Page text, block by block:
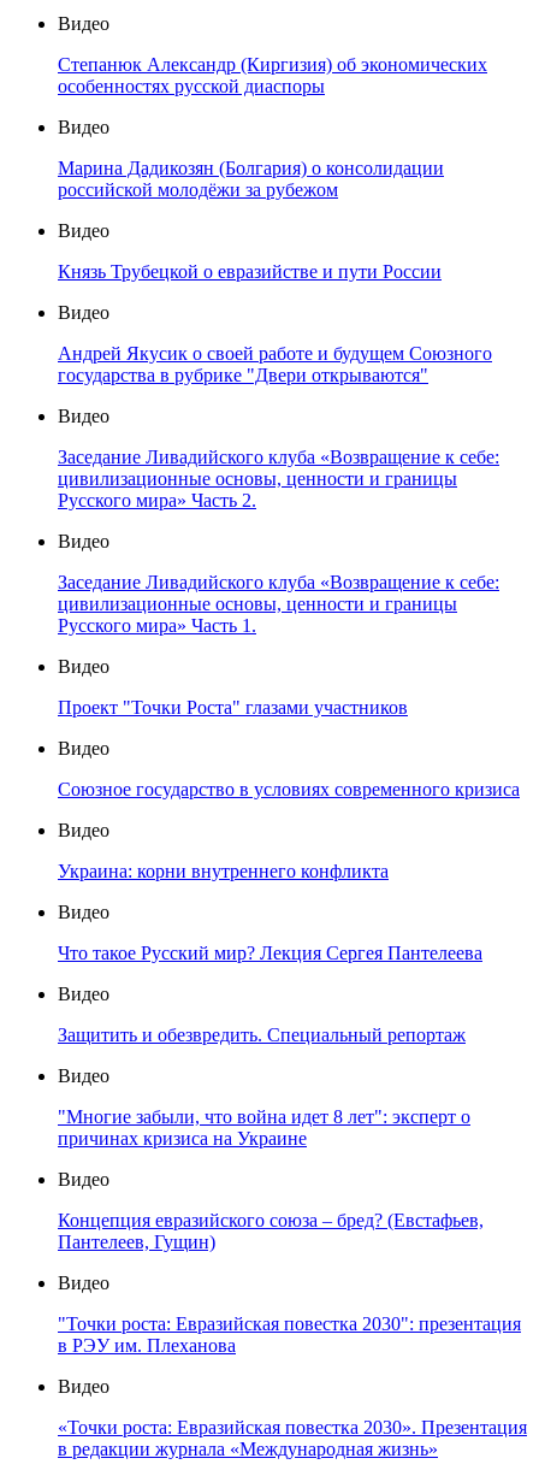
Видео
Степанюк Александр (Киргизия) об экономических
особенностях русской диаспоры
Видео
Марина Дадикозян (Болгария) о консолидации
российской молодёжи за рубежом
Видео
Князь Трубецкой о евразийстве и пути России
Видео
Андрей Якусик о своей работе и будущем Союзного
государства в рубрике "Двери открываются"
Видео
Заседание Ливадийского клуба «Возвращение к себе:
цивилизационные основы, ценности и границы
Русского мира» Часть 2.
Видео
Заседание Ливадийского клуба «Возвращение к себе:
цивилизационные основы, ценности и границы
Русского мира» Часть 1.
Видео
Проект "Точки Роста" глазами участников
Видео
Союзное государство в условиях современного кризиса
Видео
Украина: корни внутреннего конфликта
Видео
Что такое Русский мир? Лекция Сергея Пантелеева
Видео
Защитить и обезвредить. Специальный репортаж
Видео
"Многие забыли, что война идет 8 лет": эксперт о
причинах кризиса на Украине
Видео
Концепция евразийского союза – бред? (Евстафьев,
Пантелеев, Гущин)
Видео
"Точки роста: Евразийская повестка 2030": презентация
в РЭУ им. Плеханова
Видео
«Точки роста: Евразийская повестка 2030». Презентация
в редакции журнала «Международная жизнь»